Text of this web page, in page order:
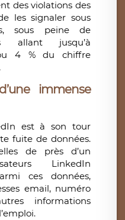
des violations des
les signaler sous
sous peine de
allant jusqu’à
4 % du chiffre
immense
est à son tour
fuite de données.
de près d’un
LinkedIn
ces données,
email, numéro
informations